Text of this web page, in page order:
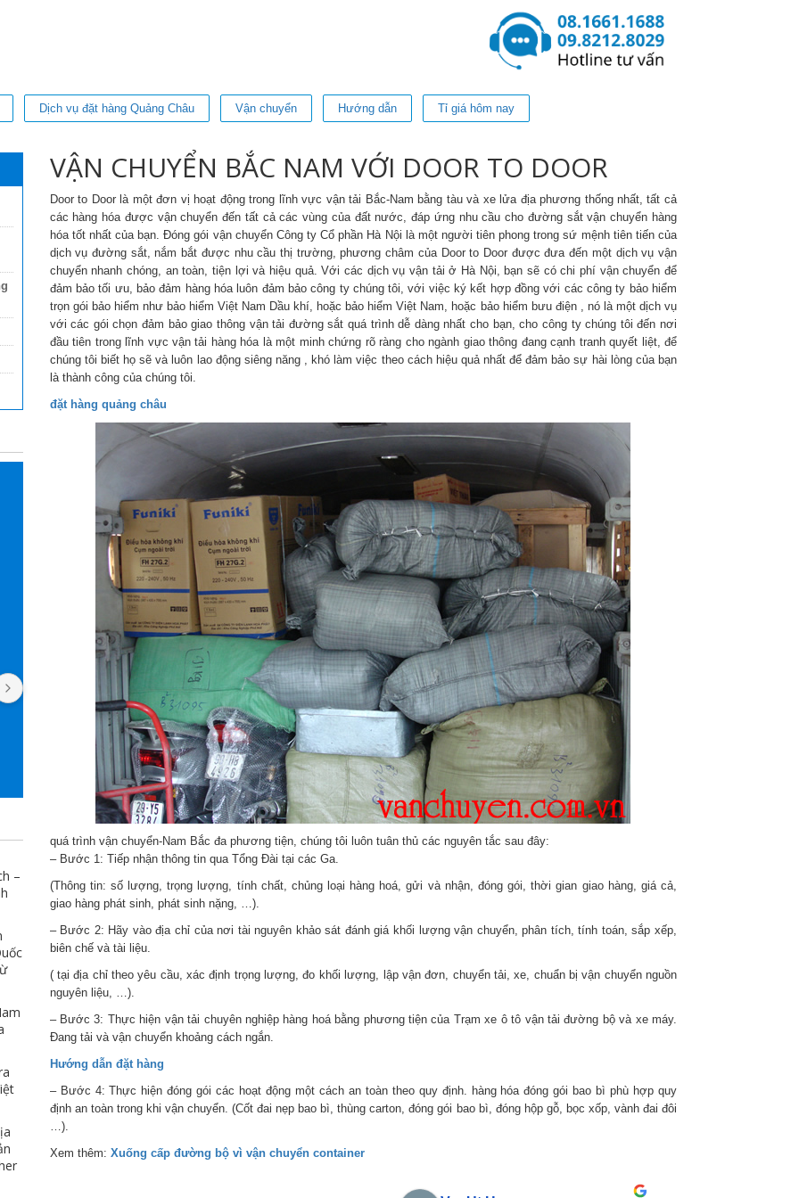
Dịch vụ đặt hàng Quảng Châu Vận chuyển Hướng dẫn Tỉ giá hôm nay
Phan Phung
2 năm trước
Nhanshiphang đã giúp mình nhiều lần
lắm rồi, mà nay mình mới ngoi lên đây
nói vài lời, ngại ghê! Các bạn nhân viên
hỗ trợ nhiệt tình lắm lắm luôn, đóng gói
hàng cũng rất rất có tâm luôn, nói
chung là hài lòng lắm lắm luôn, đánh
giá ngàn sao luôn
Pan Jasmine
2 năm trước
Mình làm việc với Nhận Ship Hàng
được 4 năm rồi. Uy tín, nhiệt tình, luôn
phản hồi nhanh. Cái gì mình đặt trên
Taobao cũng order qua đây, kể cả đồ
nội thất. Giao diện app rất dễ thao tác
và theo dõi đơn hàng. Phí dịch vụ cũng
rất hợp lý so với chất lượng dịch vụ họ
mình rất nhiệt tình
Ngọc Tạ
2 năm trước
Kho làm việc uy tín, nhanh gọn nha mn
–
VẬN CHUYỂN BẮC NAM VỚI DOOR TO DOOR
Door to Door là một đơn vị hoạt động trong lĩnh vực vận tải Bắc-Nam bằng tàu và xe lửa địa phương thống nhất, tất cả
các hàng hóa được vận chuyển đến tất cả các vùng của đất nước, đáp ứng nhu cầu cho đường sắt vận chuyển hàng
hóa tốt nhất của bạn. Đóng gói vận chuyển Công ty Cổ phần Hà Nội là một người tiên phong trong sứ mệnh tiên tiến của
dịch vụ đường sắt, nắm bắt được nhu cầu thị trường, phương châm của Door to Door được đưa đến một dịch vụ vận
chuyển nhanh chóng, an toàn, tiện lợi và hiệu quả. Với các dịch vụ vận tải ở Hà Nội, bạn sẽ có chi phí vận chuyển để
đảm bảo tối ưu, bảo đảm hàng hóa luôn đảm bảo công ty chúng tôi, với việc ký kết hợp đồng với các công ty bảo hiểm
trọn gói bảo hiểm như bảo hiểm Việt Nam Dầu khí, hoặc bảo hiểm Việt Nam, hoặc bảo hiểm bưu điện , nó là một dịch vụ
với các gói chọn đảm bảo giao thông vận tải đường sắt quá trình dễ dàng nhất cho bạn, cho công ty chúng tôi đến nơi
đầu tiên trong lĩnh vực vận tải hàng hóa là một minh chứng rõ ràng cho ngành giao thông đang cạnh tranh quyết liệt, để
chúng tôi biết họ sẽ và luôn lao động siêng năng , khó làm việc theo cách hiệu quả nhất để đảm bảo sự hài lòng của bạn
là thành công của chúng tôi.
đặt hàng quảng châu
quá trình vận chuyển-Nam Bắc đa phương tiện, chúng tôi luôn tuân thủ các nguyên tắc sau đây:
– Bước 1: Tiếp nhận thông tin qua Tổng Đài tại các Ga.
(Thông tin: số lượng, trọng lượng, tính chất, chủng loại hàng hoá, gửi và nhận, đóng gói, thời gian giao hàng, giá cả,
giao hàng phát sinh, phát sinh nặng, …).
– Bước 2: Hãy vào địa chỉ của nơi tài nguyên khảo sát đánh giá khối lượng vận chuyển, phân tích, tính toán, sắp xếp,
biên chế và tài liệu.
( tại địa chỉ theo yêu cầu, xác định trọng lượng, đo khối lượng, lập vận đơn, chuyển tải, xe, chuẩn bị vận chuyển nguồn
nguyên liệu, …).
– Bước 3: Thực hiện vận tải chuyên nghiệp hàng hoá bằng phương tiện của Trạm xe ô tô vận tải đường bộ và xe máy.
Đang tải và vận chuyển khoảng cách ngắn.
Hướng dẫn đặt hàng
– Bước 4: Thực hiện đóng gói các hoạt động một cách an toàn theo quy định. hàng hóa đóng gói bao bì phù hợp quy
định an toàn trong khi vận chuyển. (Cốt đai nẹp bao bì, thùng carton, đóng gói bao bì, đóng hộp gỗ, bọc xốp, vành đai đôi
…).
Xem thêm: Xuống cấp đường bộ vì vận chuyển container